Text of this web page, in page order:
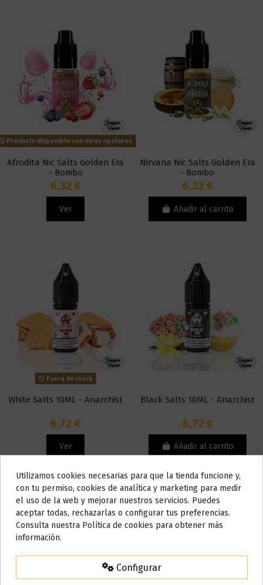
Producto disponible con otras opciones
Afrodita Nic Salts Golden Era
- Bombo
6,32 €
Ver
Nirvana Nic Salts Golden Era
- Bombo
6,32 €
Añadir al carrito
Fuera de stock
White Salts 10ML - Anarchist
6,72 €
Ver
Black Salts 10ML - Anarchist
6,72 €
Añadir al carrito
Do not show again.
AVISO IMPORTANTE
Nos tomamos unos días
Todos los pedidos realizados desde el
15% de descuento
Utilizamos cookies necesarias para que la tienda funcione y,
con tu permiso, cookies de analítica y marketing para medir
el uso de la web y mejorar nuestros servicios. Puedes
aceptar todas, rechazarlas o configurar tus preferencias.
Consulta nuestra Política de cookies para obtener más
información.
Configurar